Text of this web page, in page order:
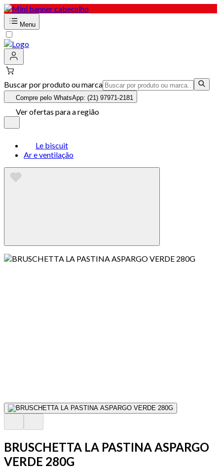
Menu
Buscar por produto ou marca
Compre pelo WhatsApp: (21) 97971-2181
Ver ofertas para a região
Le biscuit
Ar e ventilação
BRUSCHETTA LA PASTINA ASPARGO
VERDE 280G